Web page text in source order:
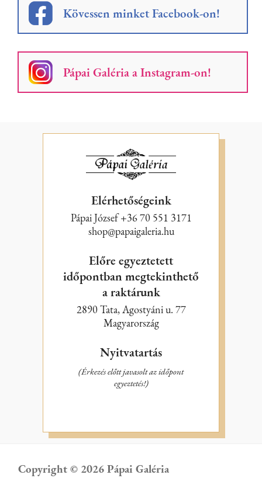
Kövessen minket Facebook-on!
Pápai Galéria a Instagram-on!
Elérhetőségeink
Pápai József +36 70 551 3171
shop@papaigaleria.hu
Előre egyeztetett
időpontban megtekinthető
a raktárunk
2890 Tata, Agostyáni u. 77
Magyarország
Nyitvatartás
(Érkezés előtt javasolt az időpont
egyeztetés!)
Copyright © 2026 Pápai Galéria